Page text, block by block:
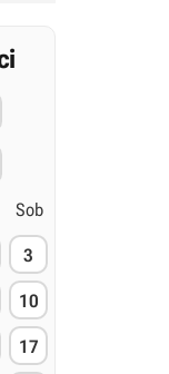
Sob
3
10
17